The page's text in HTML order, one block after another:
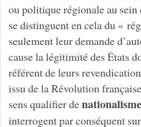
ou politique régionale au sein
se distinguent en cela du «
seulement leur demande
cause la légitimité des États
référent de leurs
issu de la Révolution
sens qualifier de
interrogent par conséquent